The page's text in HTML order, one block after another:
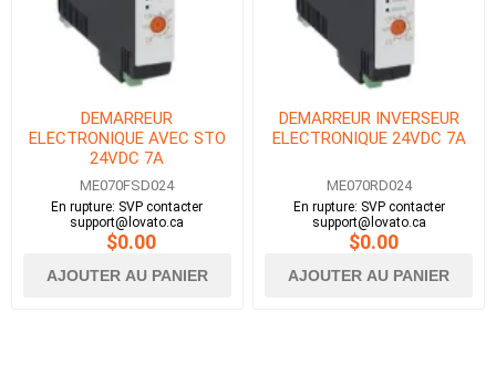
DEMARREUR
ELECTRONIQUE AVEC STO
24VDC 7A
ME070FSD024
En rupture: SVP contacter
support@lovato.ca
$0.00
AJOUTER AU PANIER
DEMARREUR INVERSEUR
ELECTRONIQUE 24VDC 7A
ME070RD024
En rupture: SVP contacter
support@lovato.ca
$0.00
AJOUTER AU PANIER